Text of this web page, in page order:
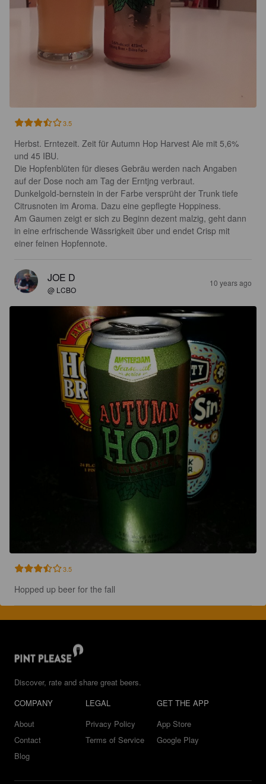
3.5
Herbst. Erntezeit. Zeit für Autumn Hop Harvest Ale mit 5,6%
und 45 IBU.
Die Hopfenblüten für dieses Gebräu werden nach Angaben
auf der Dose noch am Tag der Erntjng verbraut.
Dunkelgold-bernstein in der Farbe versprüht der Trunk tiefe
Citrusnoten im Aroma. Dazu eine gepflegte Hoppiness.
Am Gaumen zeigt er sich zu Beginn dezent malzig, geht dann
in eine erfrischende Wässrigkeit über und endet Crisp mit
einer feinen Hopfennote.
JOE D
@ LCBO
10 years ago
3.5
Hopped up beer for the fall
Discover, rate and share great beers.
COMPANY
About
Contact
Blog
LEGAL
Privacy Policy
Terms of Service
GET THE APP
App Store
Google Play